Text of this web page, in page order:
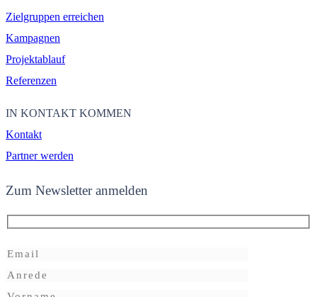
Zielgruppen erreichen
Kampagnen
Projektablauf
Referenzen
IN KONTAKT KOMMEN
Kontakt
Partner werden
Zum Newsletter anmelden